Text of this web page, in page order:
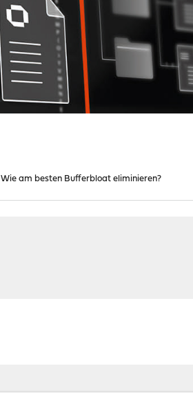
Wie am besten Bufferbloat eliminieren?